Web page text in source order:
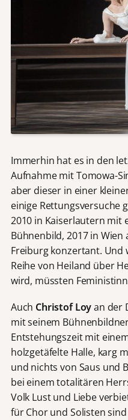
Immerhin hat es in den
Aufnahme mit Tomowa-
aber dieser in einer
einige Rettungsversuche
2010 in Kaiserlautern mit
Bühnenbild, 2017 in
Freiburg konzertant.
Reihe von Heiland über
wird, müssten
Auch Christof Loyan der
mit seinem
Entstehungszeit mit
holzgetäfelte Halle, karg
und nichts von Saus und
bei einem totalitären
Volk Lust und Liebe
für Chor und Solisten